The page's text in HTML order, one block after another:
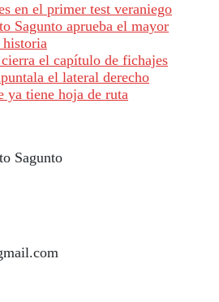
en el primer test veraniego
Sagunto aprueba el mayor
historia
el capítulo de fichajes
el lateral derecho
ya tiene hoja de ruta
Sagunto